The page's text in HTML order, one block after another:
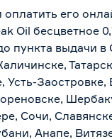
его
Oil
пункта выдачи
Сочи,
Анапе,